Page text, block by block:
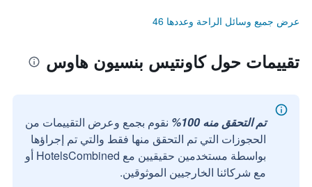
عرض جميع وسائل الراحة وعددها 46
تقييمات حول كاونتيس بنسيون هاوس
تم التحقق منه 100%
نقوم بجمع وعرض التقييمات من
الحجوزات التي تم التحقق منها فقط والتي تم إجراؤها
بواسطة مستخدمين حقيقيين مع HotelsCombined أو
مع شركائنا الخارجيين الموثوقين.